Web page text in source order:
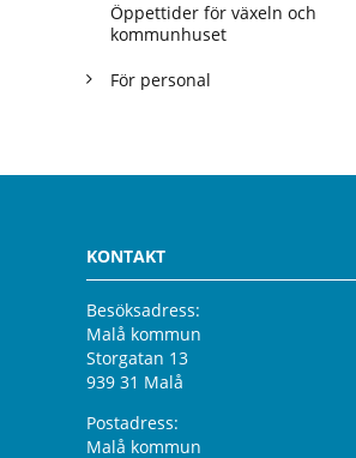
Öppettider för växeln och
kommunhuset
För personal
KONTAKT
Besöksadress:
Malå kommun
Storgatan 13
939 31 Malå
Postadress:
Malå kommun